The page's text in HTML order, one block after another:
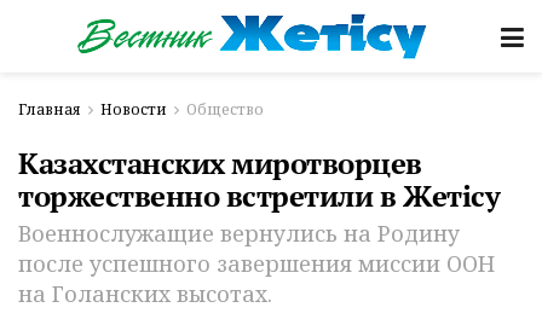
Главная Новости Общество
Казахстанских миротворцев
торжественно встретили в Жетiсу
Военнослужащие вернулись на Родину
после успешного завершения миссии ООН
на Голанских высотах.